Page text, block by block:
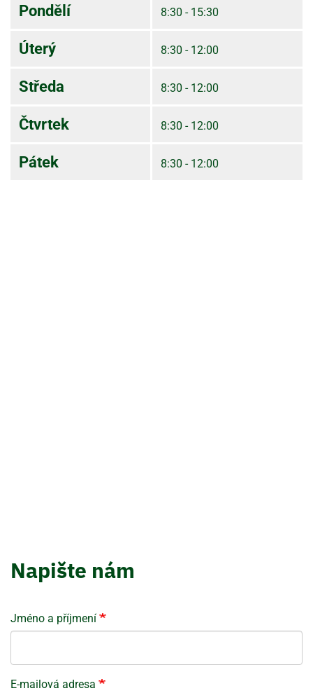
Pondělí 8:30 - 15:30
Úterý 8:30 - 12:00
Středa 8:30 - 12:00
Čtvrtek 8:30 - 12:00
Pátek 8:30 - 12:00
Napište nám
Jméno a příjmení
E-mailová adresa